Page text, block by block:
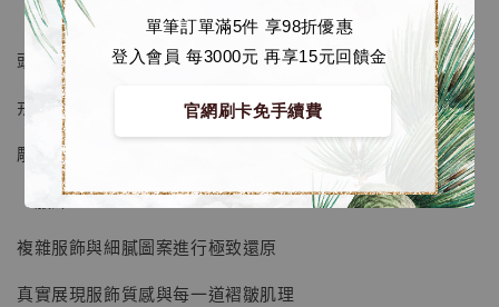
單筆訂單滿5件 享98折優惠
登入會員 每3000元 再享15元回饋金
官網刷卡免手續費
加購優惠【讓子彈飛 鵝城縣長 張麻子 [BK01]】
【頭部】
頭雕部分以寫實級工藝呈現還原
戎痕入微，眉目含霜
雕像級分層手工塗裝，面部痕跡刻畫逼真
【服飾】
複雜服飾與細膩圖案進行極致還原
真實展現服飾質感與每一道褶皺肌理